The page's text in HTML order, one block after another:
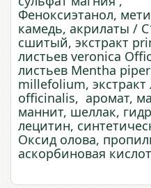
Феноксиэтанол,
камедь, акрилаты /
сшитый, экстракт
листьев veronica
листьев Mentha
millefolium, экстракт
officinalis, аромат,
маннит, шеллак,
лецитин,
Оксид олова,
аскорбиновая